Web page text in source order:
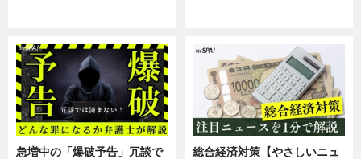
急増中の「爆破予告」冗談で
総合経済対策【やさしいニュ